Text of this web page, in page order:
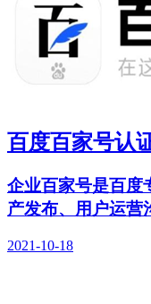
百度百家号认
企业百家号是百度
产发布、用户运营
2021-10-18